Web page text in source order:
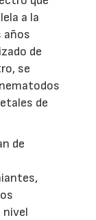
a la
años
de
se
de
de
nivel